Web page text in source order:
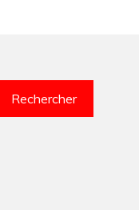
Rechercher